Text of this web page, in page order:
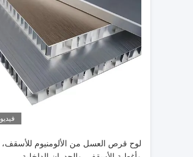
فيديو
لوح قرص العسل من الألومنيوم للأسقف،